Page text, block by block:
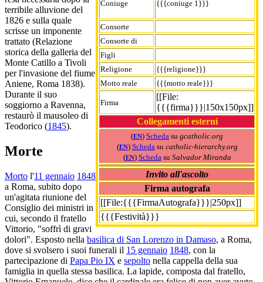
Coniuge {{{coniuge 1}}}
Consorte
Consorte di
Figli
Religione
{{{religione}}}
Motto reale
{{{motto reale}}}
Firma
[[File:
{{{firma}}}|150x150px]]
Collegamenti esterni
(EN) Scheda su gcatholic.org
(EN) Scheda su catholic-hierarchy.org
(EN) Scheda su Salvador Miranda
Invito all'ascolto
Firma autografa
[[File:{{{FirmaAutografa}}}|250px]]
{{{Festività}}}
terribile alluvione del
1826 e sulla quale
scrisse un imponente
trattato (Relazione
storica della galleria del
Monte Catillo a Tivoli
per l'invasione del fiume
Aniene, Roma 1838).
Durante il suo
soggiorno a Ravenna,
restaurò il mausoleo di
Teodorico (1845).
Morte
Morto l'11 gennaio 1848
a Roma, subito dopo
un'agitata riunione del
Consiglio dei ministri in
cui, secondo il fratello
Vittorio, "soffrì di gravi
dolori". Esposto nella basilica di San Lorenzo in Damaso, a Roma,
dove si svolsero i suoi funerali il 15 gennaio 1848, con la
partecipazione di Papa Pio IX e sepolto nella cappella della sua
famiglia in quella stessa basilica. La lapide, composta dal fratello,